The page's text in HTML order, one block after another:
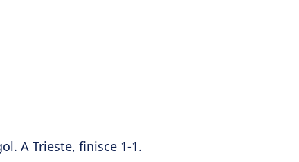
A Trieste, finisce 1-1.